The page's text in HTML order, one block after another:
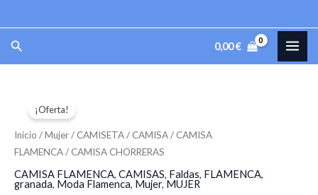
al
contenido
Buscar 0,00€
¡Oferta!
Inicio /Mujer/ CAMISETA/ CAMISA/ CAMISA
FLAMENCA/ CAMISA CHORRERAS
CAMISA FLAMENCA, CAMISAS, Faldas, FLAMENCA,
granada, Moda Flamenca, Mujer, MUJER
precio
original
era:
precio
actual
es:
CHORRERAS
cantidad